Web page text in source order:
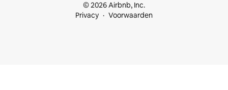
© 2026 Airbnb, Inc.
Privacy
Voorwaarden